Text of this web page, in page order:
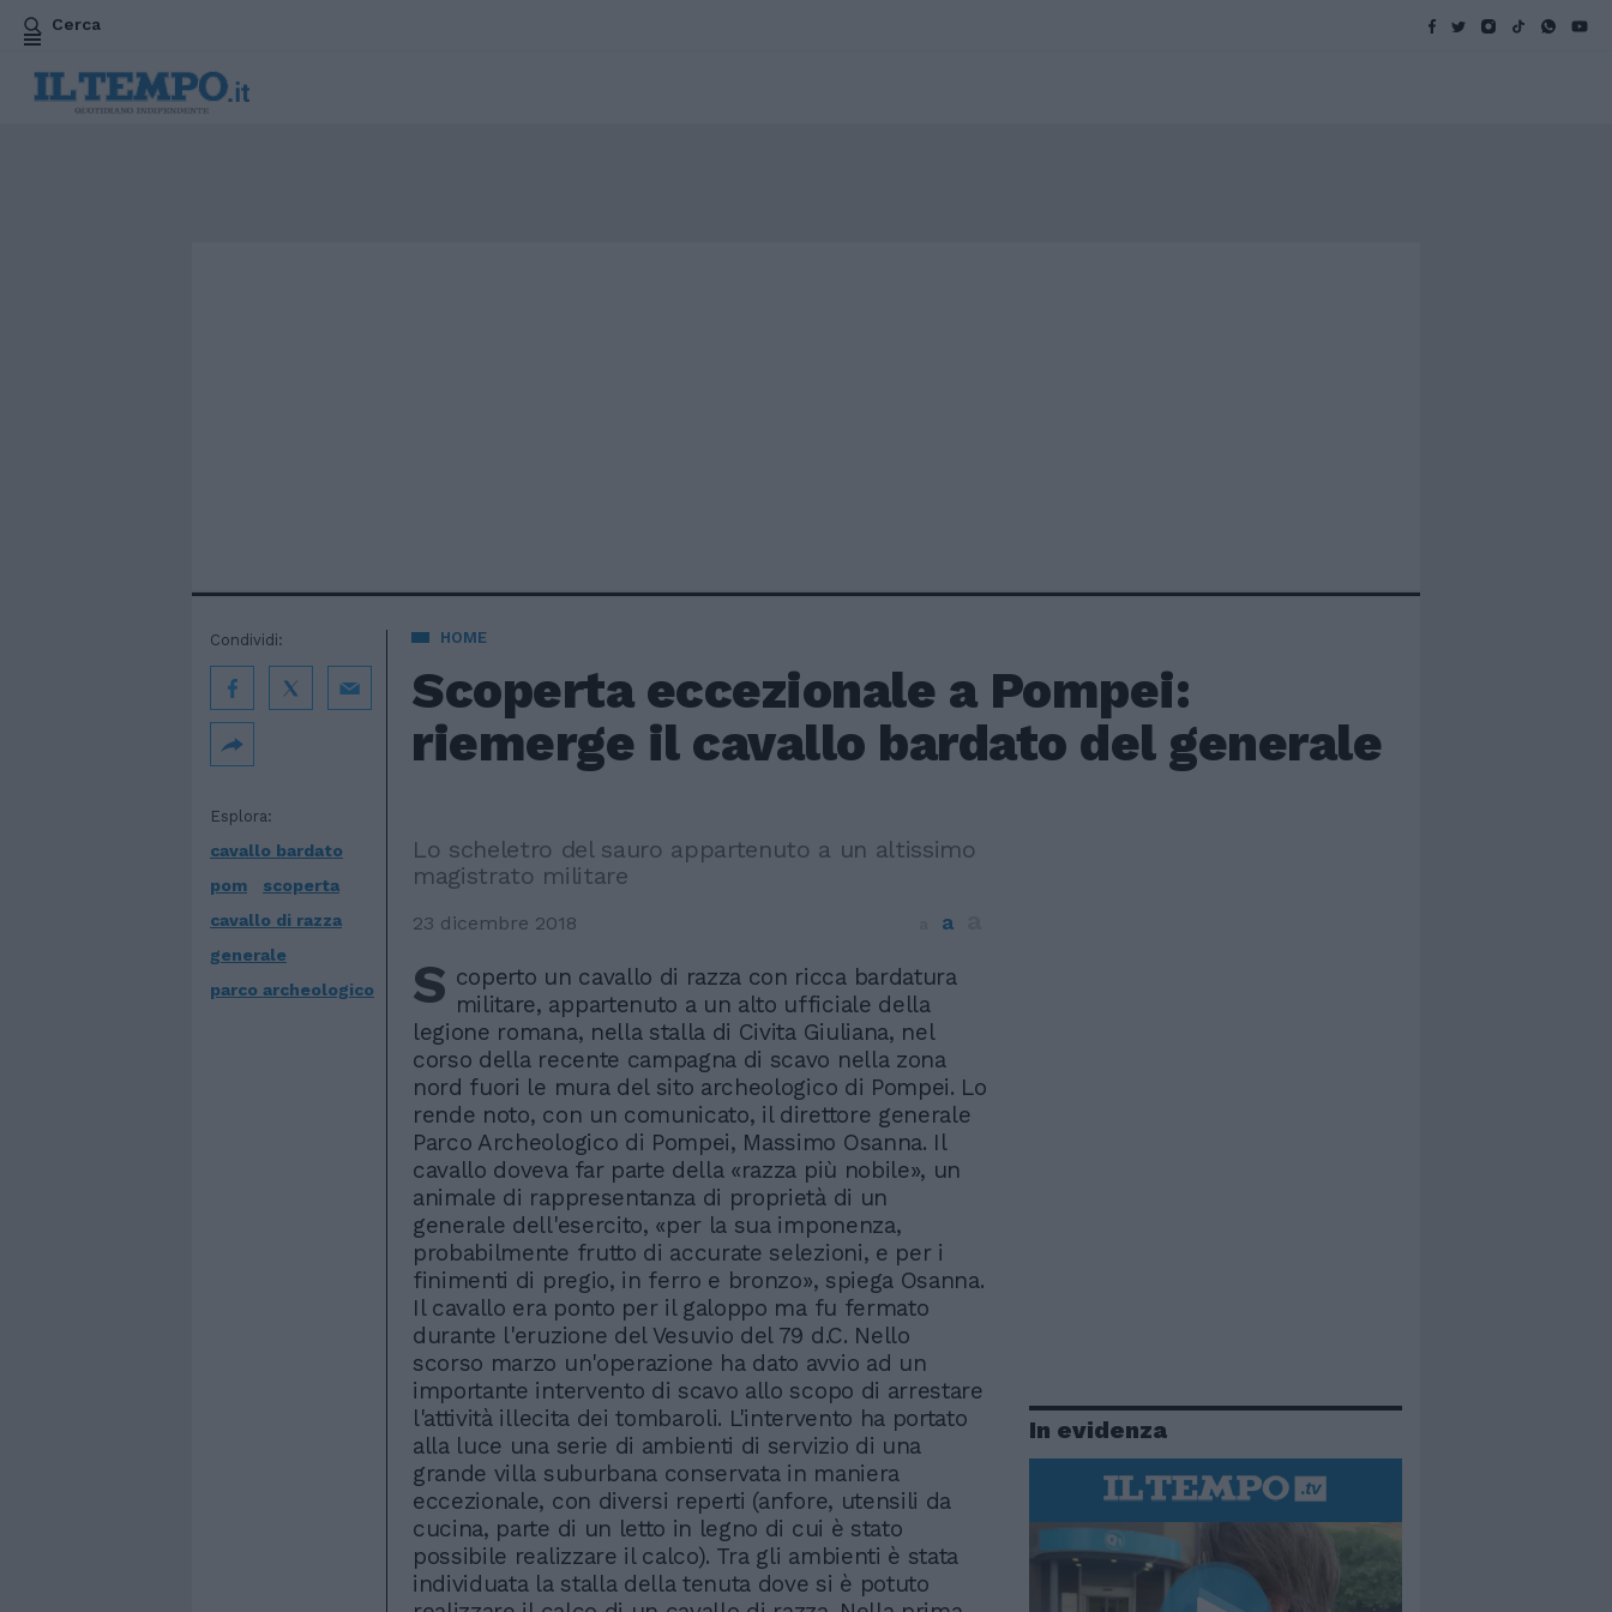
Cerca
HOME
Scoperta eccezionale a Pompei:
riemerge il cavallo bardato del generale
Esplora:
cavallo bardato
pom
scoperta
cavallo di razza
generale
parco archeologico
Condividi:
Lo scheletro del sauro appartenuto a un altissimo
magistrato militare
23 dicembre 2018 a
S coperto un cavallo di razza con ricca bardatura
militare, appartenuto a un alto ufficiale della
legione romana, nella stalla di Civita Giuliana, nel
corso della recente campagna di scavo nella zona
nord fuori le mura del sito archeologico di Pompei. Lo
rende noto, con un comunicato, il direttore generale
Parco Archeologico di Pompei, Massimo Osanna. Il
cavallo doveva far parte della «razza più nobile», un
animale di rappresentanza di proprietà di un
generale dell'esercito, «per la sua imponenza,
probabilmente frutto di accurate selezioni, e per i
finimenti di pregio, in ferro e bronzo», spiega Osanna.
Il cavallo era ponto per il galoppo ma fu fermato
durante l'eruzione del Vesuvio del 79 d.C. Nello
scorso marzo un'operazione ha dato avvio ad un
importante intervento di scavo allo scopo di arrestare
l'attività illecita dei tombaroli. L'intervento ha portato
alla luce una serie di ambienti di servizio di una
grande villa suburbana conservata in maniera
eccezionale, con diversi reperti (anfore, utensili da
cucina, parte di un letto in legno di cui è stato
possibile realizzare il calco). Tra gli ambienti è stata
individuata la stalla della tenuta dove si è potuto
In evidenza